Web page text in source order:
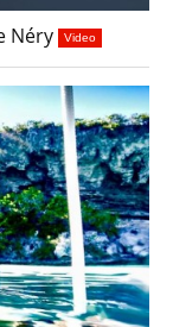
Néry Video